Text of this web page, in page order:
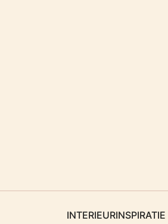
INTERIEURINSPIRATIE